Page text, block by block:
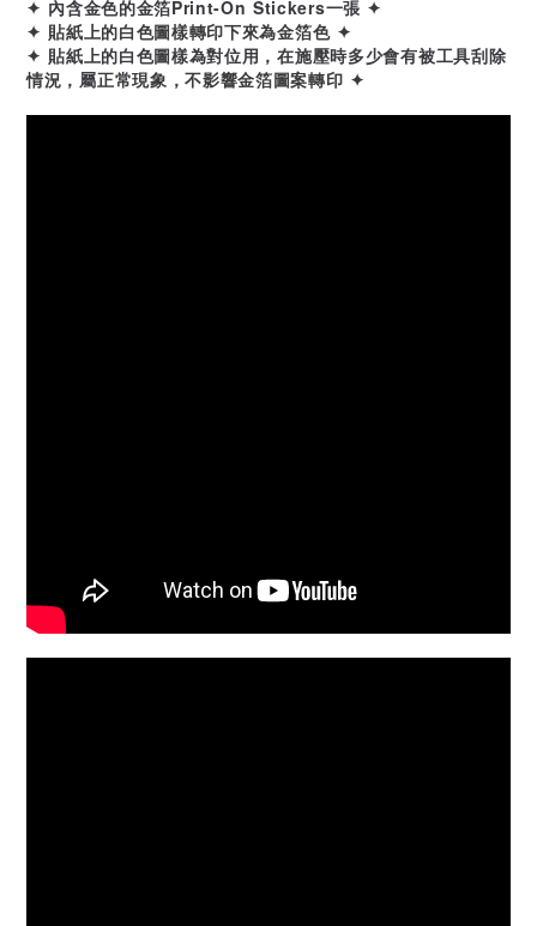
✦ 內含金色的金箔Print-On Stickers一張 ✦
✦ 貼紙上的白色圖樣轉印下來為金箔色 ✦
✦ 貼紙上的白色圖樣為對位用，在施壓時多少會有被工具刮除
情況，屬正常現象，不影響金箔圖案轉印 ✦